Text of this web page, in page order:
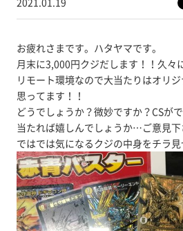
お疲れさまです。ハタヤマです。
月末に3,000円クジだします！！久々
リモート環境なので大当たりはオリ
思ってます！！
どうでしょうか？微妙ですか？CSが
当たれば嬉しんでしょうか…ご意見
ではでは気になるクジの中身をチラ見